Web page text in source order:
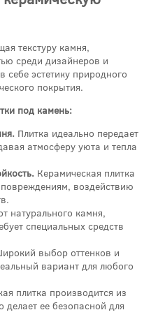
текстуру камня,
среди дизайнеров и
себе эстетику природного
покрытия.
под камень:
Плитка идеально передает
атмосферу уюта и тепла
Керамическая плитка
воздействию
натурального камня,
специальных средств
выбор оттенков и
вариант для любого
плитка производится из
ее безопасной для